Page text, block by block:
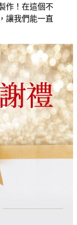
作！在這個不
讓我們能一直